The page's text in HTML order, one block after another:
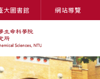
大圖書館 網站導覽